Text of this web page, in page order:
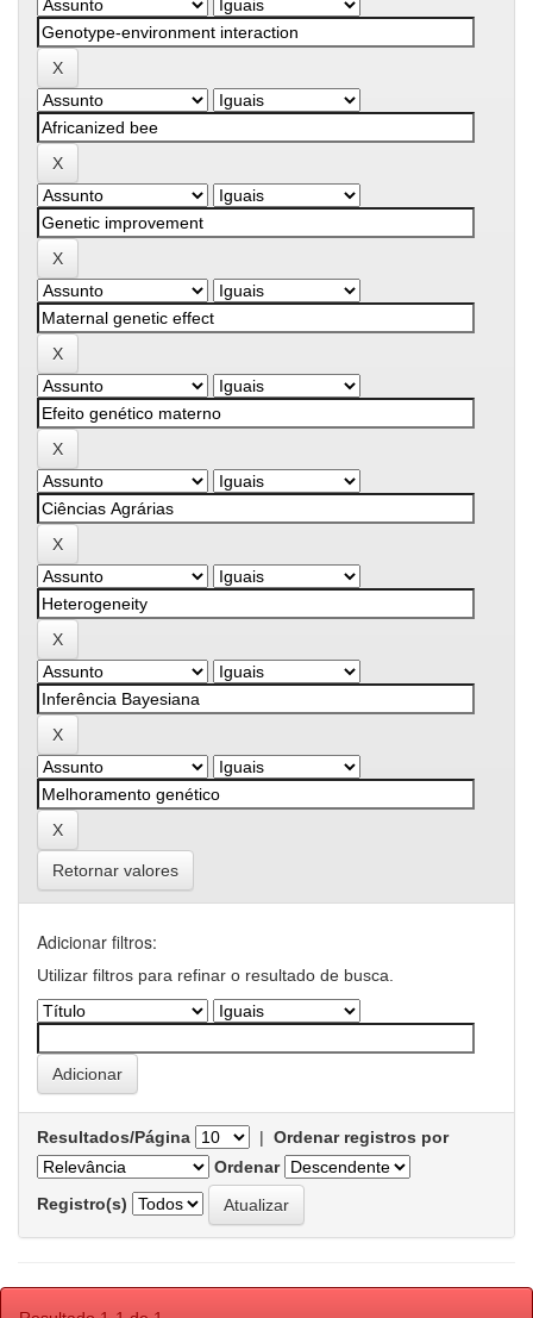
Retornar valores
Adicionar filtros:
Utilizar filtros para refinar o resultado de busca.
Resultados/Página | Ordenar registros por
Ordenar
Registro(s)